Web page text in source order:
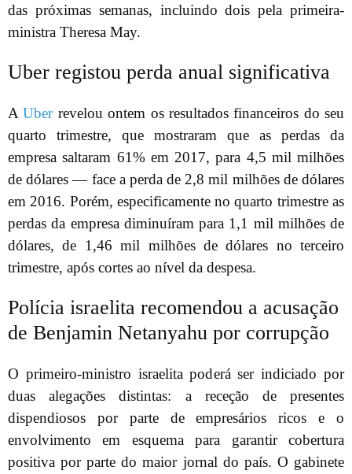
das próximas semanas, incluindo dois pela primeira-
ministra Theresa May.
Uber registou perda anual significativa
AUberrevelou ontem os resultados financeiros do seu
quarto trimestre, que mostraram que as perdas da
empresa saltaram 61% em 2017, para 4,5 mil milhões
de dólares — face a perda de 2,8 mil milhões de dólares
em 2016. Porém, especificamente no quarto trimestre as
perdas da empresa diminuíram para 1,1 mil milhões de
dólares, de 1,46 mil milhões de dólares no terceiro
trimestre, após cortes ao nível da despesa.
Polícia israelita recomendou a acusação
de Benjamin Netanyahu por corrupção
O primeiro-ministro israelita poderá ser indiciado por
duas alegações distintas: a receção de presentes
dispendiosos por parte de empresários ricos e o
envolvimento em esquema para garantir cobertura
positiva por parte do maior jornal do país. O gabinete